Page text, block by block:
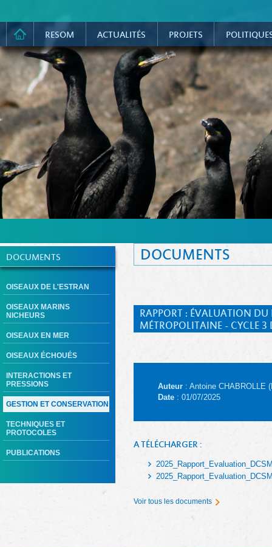
RESOM ACTUALITÉS PROJETS
DOCUMENTS
OISEAUX DE L'ESTRAN
OISEAUX MARINS
NICHEURS
OISEAUX EN MER
OISEAUX ÉCHOUÉS
INTERACTIONS ET
PRESSIONS
GESTION ET CONSERVATION
TECHNIQUES ET
PROTOCOLES
PUBLICATIONS
DOCUMENTS
RAPPORT : ÉVALUATION DU
MÉTROPOLITAINE - CYCLE
Auteur : Antoine CHABROLLE
Date : 01/07/2025
A TÉLÉCHARGER :
Voir tous les documents